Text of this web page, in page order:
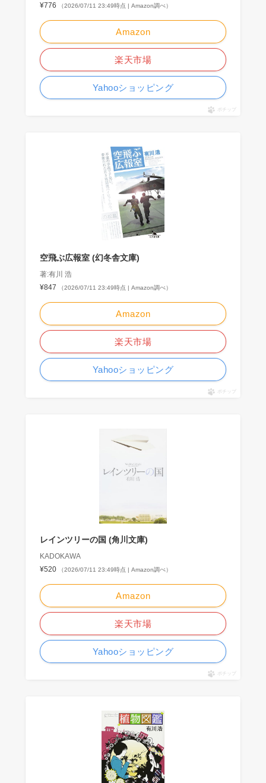
¥776
（2026/07/11 23:49時点 | Amazon調べ）
Amazon
楽天市場
Yahooショッピング
ポチップ
空飛ぶ広報室 (幻冬舎文庫)
著:有川 浩
¥847
（2026/07/11 23:49時点 | Amazon調べ）
Amazon
楽天市場
Yahooショッピング
ポチップ
レインツリーの国 (角川文庫)
KADOKAWA
¥520
（2026/07/11 23:49時点 | Amazon調べ）
Amazon
楽天市場
Yahooショッピング
ポチップ